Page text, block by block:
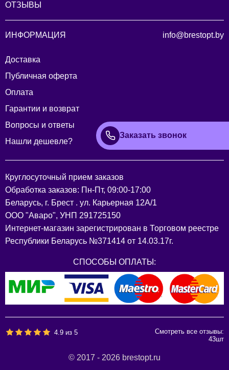
ОТЗЫВЫ
ИНФОРМАЦИЯ
Доставка
Публичная оферта
Оплата
Гарантии и возврат
Вопросы и ответы
Нашли дешевле?
info@brestopt.by
Заказать звонок
Круглосуточный прием заказов
Обработка заказов: Пн-Пт, 09:00-17:00
Беларусь, г. Брест . ул. Карьерная 12А/1
ООО "Аваро", УНП 291725150
Интернет-магазин зарегистрирован в Торговом реестре
Республики Беларусь №371414 от 14.03.17г.
СПОСОБЫ ОПЛАТЫ:
4.9 из5
Смотреть все отзывы:
43шт
© 2017 - 2026 brestopt.ru